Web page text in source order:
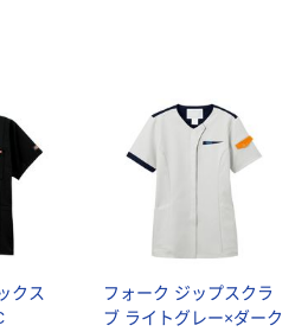
クス
フォーク ジップスクラ
ブ ライトグレー×ダーク